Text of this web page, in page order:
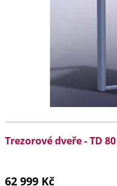
Trezorové dveře - TD 80
62 999 Kč